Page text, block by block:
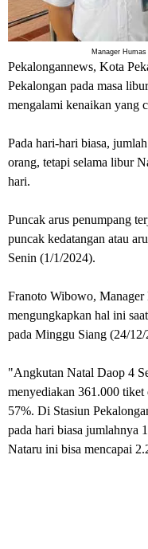
Manager
Pekalongannews, Kota
Pekalongan pada masa
mengalami kenaikan yang
Pada hari-hari biasa,
orang, tetapi selama libur
hari.
Puncak arus penumpang
puncak kedatangan atau
Senin (1/1/2024).
Franoto Wibowo, Manager
mengungkapkan hal ini
pada Minggu Siang (24/12/
"Angkutan Natal Daop 4
menyediakan 361.000 tiket
57%. Di Stasiun
pada hari biasa jumlahnya
Nataru ini bisa mencapai